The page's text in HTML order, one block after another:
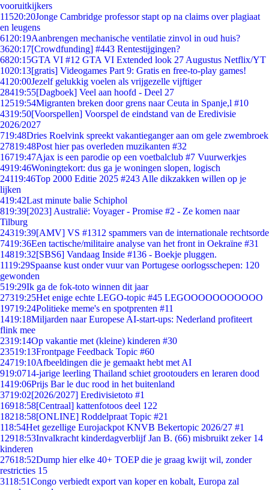
vooruitkijkers
11520:20Jonge Cambridge professor stapt op na claims over plagiaat
en leugens
61 20:19Aanbrengen mechanische ventilatie zinvol in oud huis?
3620:17[Crowdfunding] #443 Rentestijgingen?
6820:15GTA VI #12 GTA VI Extended look 27 Augustus Netflix/YT
1020:13[gratis] Videogames Part 9: Gratis en free-to-play games!
41 20:00Jezelf gelukkig voelen als vrijgezelle vijftiger
28419:55[Dagboek] Veel aan hoofd - Deel 27
12519:54Migranten breken door grens naar Ceuta in Spanje,l #10
4319:50[Voorspellen] Voorspel de eindstand van de Eredivisie
2026/2027
719:48Dries Roelvink spreekt vakantieganger aan om gele zwembroek
27819:48Post hier pas overleden muzikanten #32
16719:47Ajax is een parodie op een voetbalclub #7 Vuurwerkjes
4919:46Woningtekort: dus ga je woningen slopen, logisch
24119:46Top 2000 Editie 2025 #243 Alle dikzakken willen op je
lijken
419:42Last minute balie Schiphol
819:39[2023] Australië: Voyager - Promise #2 - Ze komen naar
Tilburg
24319:39[AMV] VS #1312 spammers van de internationale rechtsorde
7419:36Een tactische/militaire analyse van het front in Oekraïne #31
14819:32[SBS6] Vandaag Inside #136 - Boekje pluggen.
1119:29Spaanse kust onder vuur van Portugese oorlogsschepen: 120
gewonden
519:29Ik ga de fok-toto winnen dit jaar
27319:25Het enige echte LEGO-topic #45 LEGOOOOOOOOOOO
19719:24Politieke meme's en spotprenten #11
1419:18Miljarden naar Europese AI-start-ups: Nederland profiteert
flink mee
2319:14Op vakantie met (kleine) kinderen #30
23519:13Frontpage Feedback Topic #60
24719:10Afbeeldingen die je gemaakt hebt met AI
919:0714-jarige leerling Thailand schiet grootouders en leraren dood
1419:06Prijs Bar le duc rood in het buitenland
3719:02[2026/2027] Eredivisietoto #1
16918:58[Centraal] kattenfotoos deel 122
18218:58[ONLINE] Roddelpraat Topic #21
118:54Het gezellige Eurojackpot KNVB Bekertopic 2026/27 #1
12918:53Invalkracht kinderdagverblijf Jan B. (66) misbruikt zeker 14
kinderen
27618:52Dump hier elke 40+ TOEP die je graag kwijt wil, zonder
restricties 15
3118:51Congo verbiedt export van koper en kobalt, Europa zal